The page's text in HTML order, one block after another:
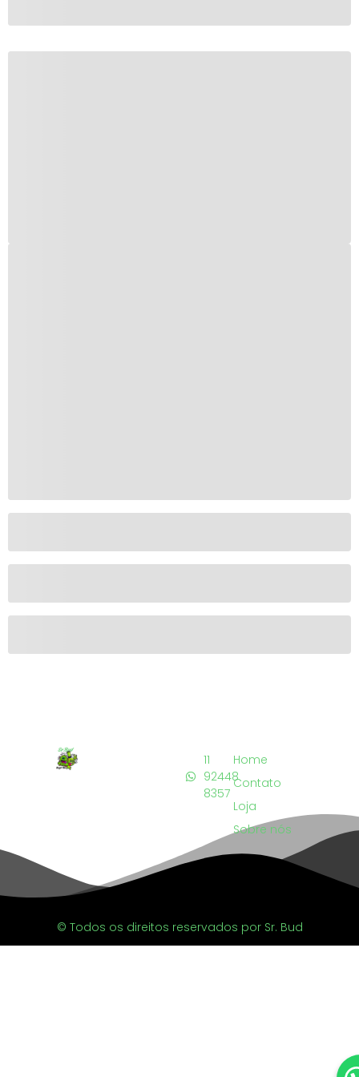
Home
Contato
Loja
Sobre nós
11
92448
8357
© Todos os direitos reservados por Sr. Bud